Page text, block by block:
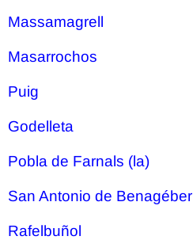
Massamagrell
Masarrochos
Puig
Godelleta
Pobla de Farnals (la)
San Antonio de Benagéber
Rafelbuñol